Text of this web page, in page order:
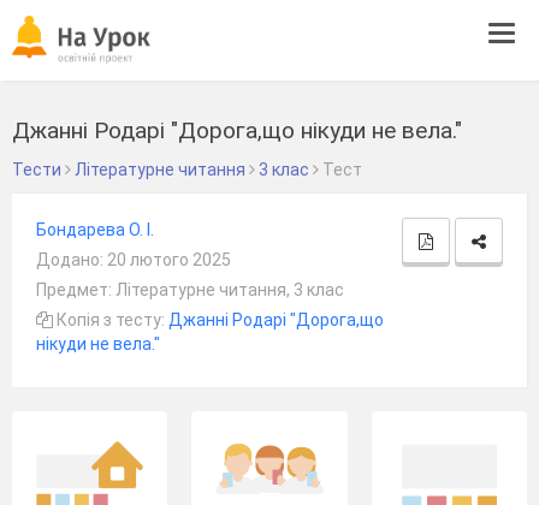
Джанні Родарі "Дорога,що нікуди не вела."
Тести Літературне читання 3 клас Тест
Бондарева О. І.
Додано: 20 лютого 2025
Предмет: Літературне читання, 3 клас
Копія з тесту: Джанні Родарі "Дорога,що
нікуди не вела."